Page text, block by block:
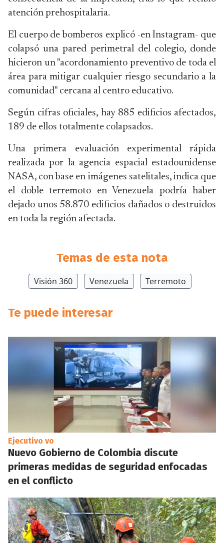
atención prehospitalaria.
El cuerpo de bomberos explicó -en Instagram- que
colapsó una pared perimetral del colegio, donde
hicieron un "acordonamiento preventivo de toda el
área para mitigar cualquier riesgo secundario a la
comunidad" cercana al centro educativo.
Según cifras oficiales, hay 885 edificios afectados,
189 de ellos totalmente colapsados.
Una primera evaluación experimental rápida
realizada por la agencia espacial estadounidense
NASA, con base en imágenes satelitales, indica que
el doble terremoto en Venezuela podría haber
dejado unos 58.870 edificios dañados o destruidos
en toda la región afectada.
Temas de esta nota
Visión 360 Venezuela Terremoto
Te puede interesar
Ejecutivo vo
Nuevo Gobierno de Colombia discute
primeras medidas de seguridad enfocadas
en el conflicto